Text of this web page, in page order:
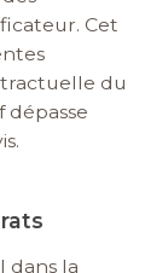
Cet
du
dans la